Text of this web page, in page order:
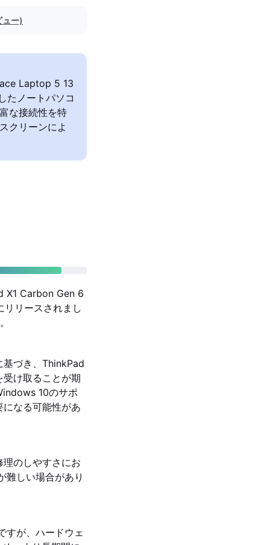
ュー)
Laptop 5 13
たノートパソコ
な接続性を特
クリーンによ
X1 Carbon Gen 6
リースされまし
づき、ThinkPad
け取ることが期
10のサポ
なる可能性があ
のしやすさにお
難しい場合があり
すが、ハードウェ